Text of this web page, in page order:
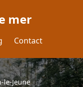
mer
Contact
le-Jeune